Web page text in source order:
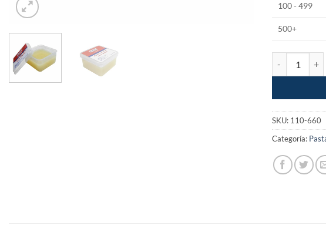
100 - 499
500+
SKU: 110-660
Categoría: